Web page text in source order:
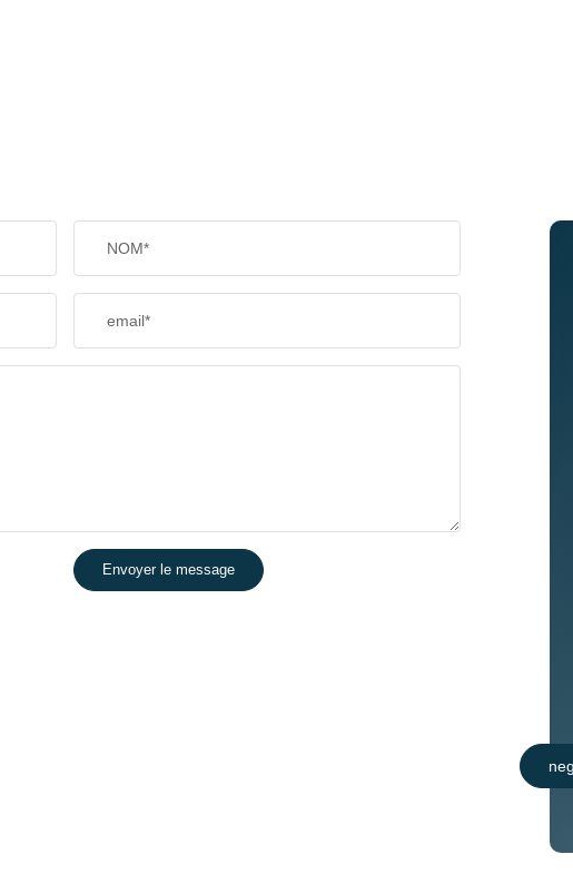
NOM*
email*
Envoyer le message